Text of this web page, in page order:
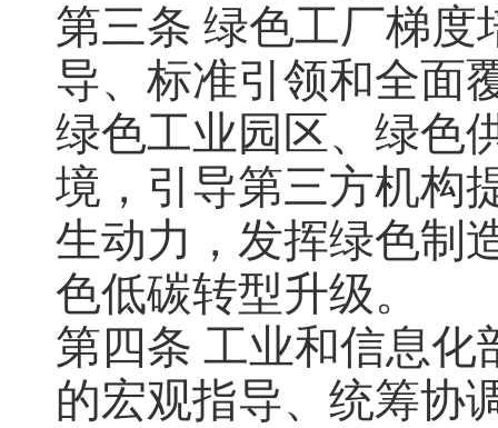
第三条 绿色工厂梯度
导、标准引领和全面
绿色工业园区、绿色
境，引导第三方机构
生动力，发挥绿色制
色低碳转型升级。
第四条 工业和信息化
的宏观指导、统筹协